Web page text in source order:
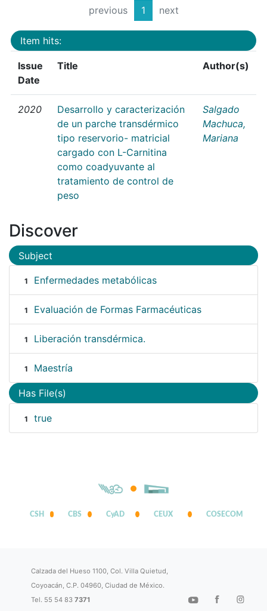
previous 1 next
Item hits:
Issue
Date
Title Author(s)
2020
Desarrollo y caracterización
de un parche transdérmico
tipo reservorio- matricial
cargado con L-Carnitina
como coadyuvante al
tratamiento de control de
peso
Salgado
Machuca,
Mariana
Discover
Subject
1 Enfermedades metabólicas
1 Evaluación de Formas Farmacéuticas
1 Liberación transdérmica.
1 Maestría
Has File(s)
1 true
CSH CBS CyAD CEUX COSECOM
Calzada del Hueso 1100, Col. Villa Quietud,
Coyoacán, C.P. 04960, Ciudad de México.
Tel. 55 54 837371